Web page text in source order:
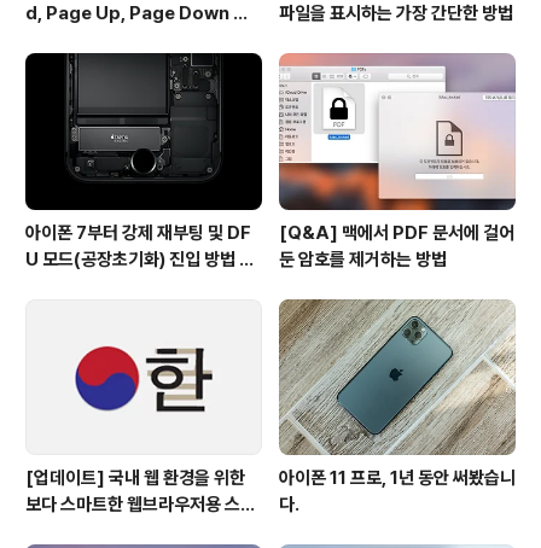
d, Page Up, Page Down 키
파일을 표시하는 가장 간단한 방법
아이폰 7부터 강제 재부팅 및 DF
U 모드(공장초기화) 진입 방법 변
[Q&A] 맥에서 PDF 문서에 걸어
둔 암호를 제거하는 방법
[업데이트] 국내 웹 환경을 위한
보다 스마트한 웹브라우저용 스타
아이폰 11 프로, 1년 동안 써봤습니
다.